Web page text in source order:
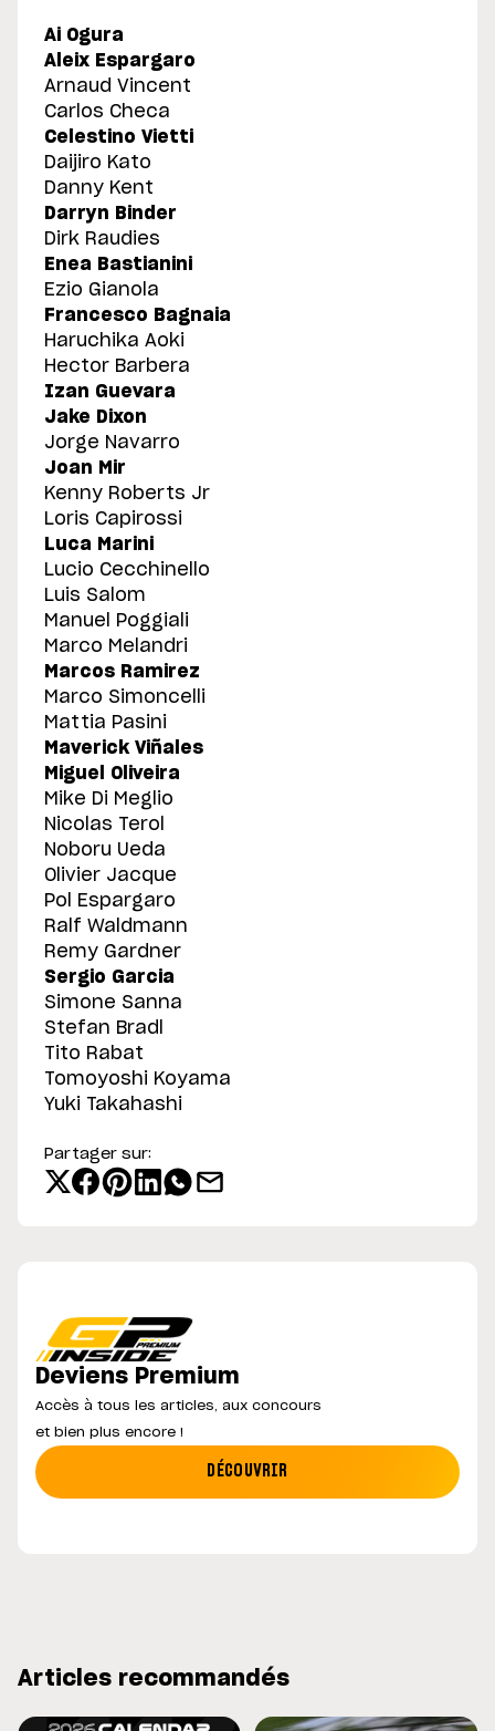
Ai Ogura
Aleix Espargaro
Arnaud Vincent
Carlos Checa
Celestino Vietti
Daijiro Kato
Danny Kent
Darryn Binder
Dirk Raudies
Enea Bastianini
Ezio Gianola
Francesco Bagnaia
Haruchika Aoki
Hector Barbera
Izan Guevara
Jake Dixon
Jorge Navarro
Joan Mir
Kenny Roberts Jr
Loris Capirossi
Luca Marini
Lucio Cecchinello
Luis Salom
Manuel Poggiali
Marco Melandri
Marcos Ramirez
Marco Simoncelli
Mattia Pasini
Maverick Viñales
Miguel Oliveira
Mike Di Meglio
Nicolas Terol
Noboru Ueda
Olivier Jacque
Pol Espargaro
Ralf Waldmann
Remy Gardner
Sergio Garcia
Simone Sanna
Stefan Bradl
Tito Rabat
Tomoyoshi Koyama
Yuki Takahashi
Partager sur:
Deviens Premium
Accès à tous les articles, aux concours
et bien plus encore !
DÉCOUVRIR
Articles recommandés